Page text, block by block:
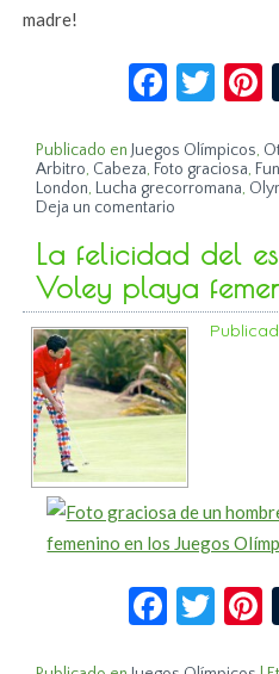
madre!
Publicado en Juegos Olímpicos,
Arbitro, Cabeza, Foto graciosa,
London, Lucha grecorromana,
Deja un comentario
La felicidad del
Voley playa